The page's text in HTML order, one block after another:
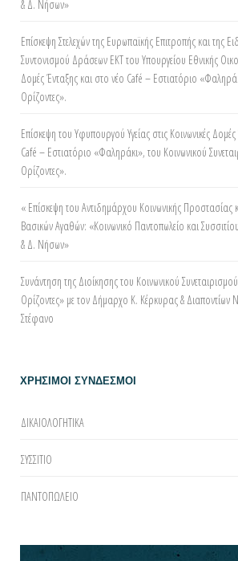
& Δ. Νήσων»
Επίσκεψη Στελεχών της Ευρωπαϊκής Επιτροπής και της
Συντονισμού Δράσεων ΕΚΤ του Υπουργείου Εθνικής
Δομές Ένταξης και στο νέο Café – Εστιατόριο
Ορίζοντες».
Επίσκεψη του Υφυπουργού Υγείας στις Κοινωνικές
Café – Εστιατόριο «Φαληράκι», του Κοινωνικού
Ορίζοντες».
« Επίσκεψη του Αντιδημάρχου Κοινωνικής Προστασίας
Βασικών Αγαθών: «Κοινωνικό Παντοπωλείο και
& Δ. Νήσων»
Συνάντηση της Διοίκησης του Κοινωνικού
Ορίζοντες» με τον Δήμαρχο Κ. Κέρκυρας & Διαποντίων
Στέφανο
ΧΡΗΣΙΜΟΙ ΣΥΝΔΕΣΜΟΙ
ΔΙΚΑΙΟΛΟΓΗΤΙΚΑ
ΣΥΣΣΙΤΙΟ
ΠΑΝΤΟΠΩΛΕΙΟ